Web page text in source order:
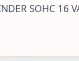
SOHC 16